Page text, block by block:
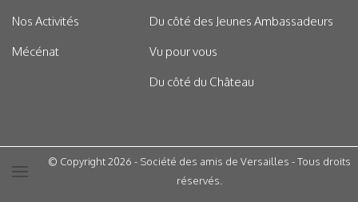
Nos Activités
Mécénat
Du côté des Jeunes Ambassadeurs
Vu pour vous
Du côté du Château
© Copyright 2026 - Société des amis de Versailles - Tous droits
réservés.